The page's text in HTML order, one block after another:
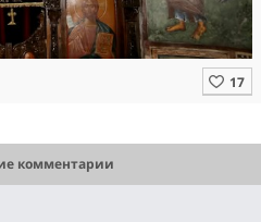
комментарии